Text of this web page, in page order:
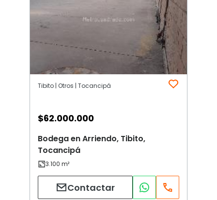
Tibito | Otros | Tocancipá
$62.000.000
Bodega en Arriendo, Tibito,
Tocancipá
Contactar